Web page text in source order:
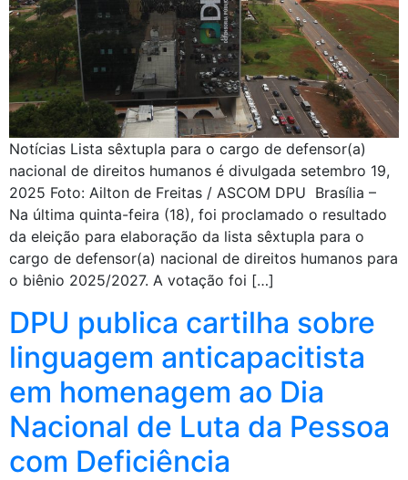
Notícias Lista sêxtupla para o cargo de defensor(a)
nacional de direitos humanos é divulgada setembro 19,
2025 Foto: Ailton de Freitas / ASCOM DPU Brasília –
Na última quinta-feira (18), foi proclamado o resultado
da eleição para elaboração da lista sêxtupla para o
cargo de defensor(a) nacional de direitos humanos para
o biênio 2025/2027. A votação foi […]
DPU publica cartilha sobre
linguagem anticapacitista
em homenagem ao Dia
Nacional de Luta da Pessoa
com Deficiência